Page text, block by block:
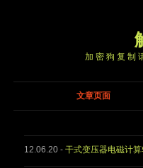
加密狗复
文章页面
12.06.20 - 干式变压器电磁计